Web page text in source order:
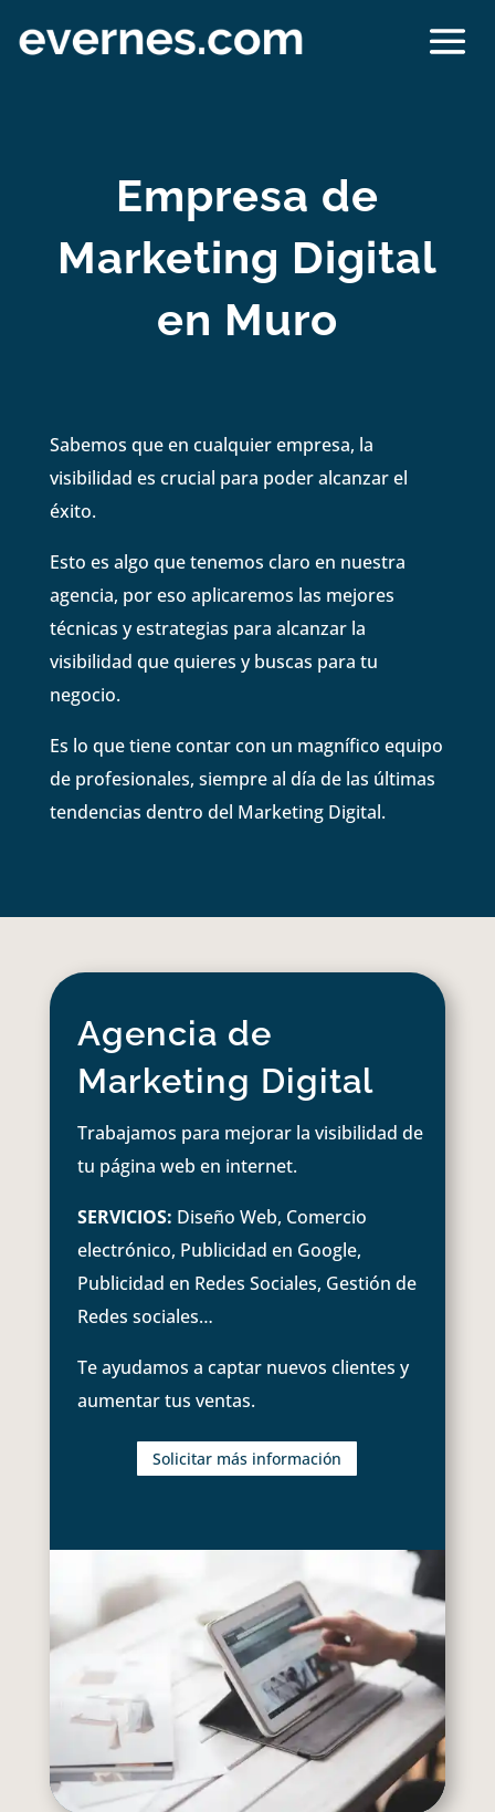
Empresa de
Marketing Digital
en Muro
Sabemos que en cualquier empresa, la
visibilidad es crucial para poder alcanzar el
éxito.
Esto es algo que tenemos claro en nuestra
agencia, por eso aplicaremos las mejores
técnicas y estrategias para alcanzar la
visibilidad que quieres y buscas para tu
negocio.
Es lo que tiene contar con un magnífico equipo
de profesionales, siempre al día de las últimas
tendencias dentro del Marketing Digital.
Agencia de
Marketing Digital
Trabajamos para mejorar la visibilidad de
tu página web en internet.
SERVICIOS: Diseño Web, Comercio
electrónico, Publicidad en Google,
Publicidad en Redes Sociales, Gestión de
Redes sociales…
Te ayudamos a captar nuevos clientes y
aumentar tus ventas.
Solicitar más información